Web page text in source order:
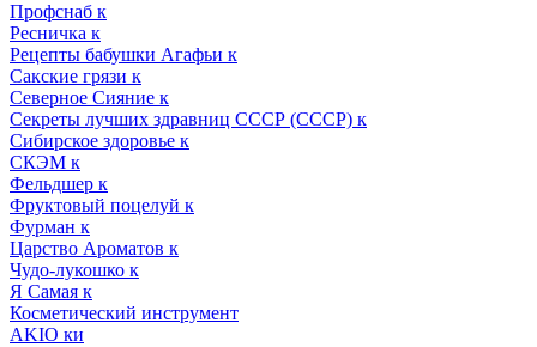
Профснаб к
Ресничка к
Рецепты бабушки Агафьи к
Сакские грязи к
Северное Сияние к
Секреты лучших здравниц СССР (СССР) к
Сибирское здоровье к
СКЭМ к
Фельдшер к
Фруктовый поцелуй к
Фурман к
Царство Ароматов к
Чудо-лукошко к
Я Самая к
Косметический инструмент
AKIO ки